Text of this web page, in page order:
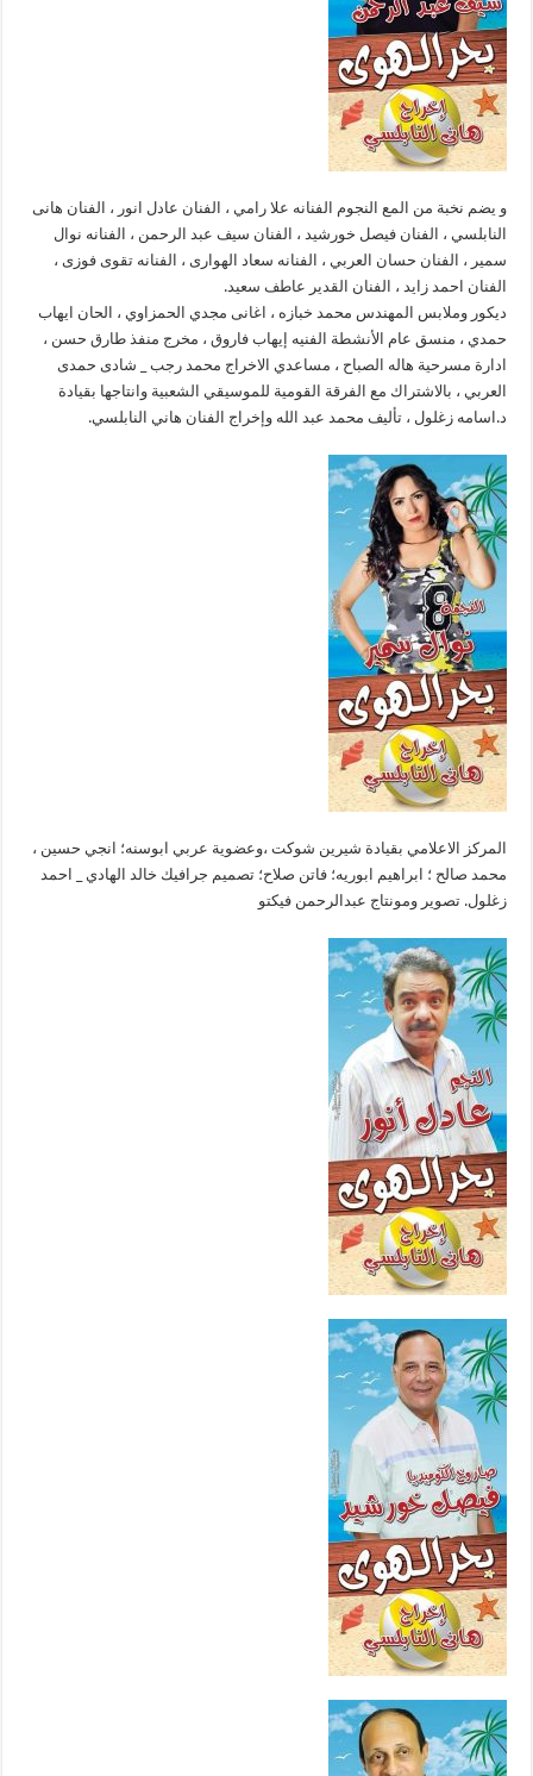
و يضم نخبة من المع النجوم الفنانه علا رامي ، الفنان عادل انور ، الفنان هانى
النابلسي ، الفنان فيصل خورشيد ، الفنان سيف عبد الرحمن ، الفنانه نوال
سمير ، الفنان حسان العربي ، الفنانه سعاد الهوارى ، الفنانه تقوى فوزى ،
الفنان احمد زايد ، الفنان القدير عاطف سعيد.
ديكور وملابس المهندس محمد خبازه ، اغانى مجدي الحمزاوي ، الحان ايهاب
حمدي ، منسق عام الأنشطة الفنيه إيهاب فاروق ، مخرج منفذ طارق حسن ،
ادارة مسرحية هاله الصباح ، مساعدي الاخراج محمد رجب _ شادى حمدى
العربي ، بالاشتراك مع الفرقة القومية للموسيقي الشعبية وانتاجها بقيادة
د.اسامه زغلول ، تأليف محمد عبد الله وإخراج الفنان هاني النابلسي.
المركز الاعلامي بقيادة شيرين شوكت ،وعضوية عربي ابوسنه؛ انجي حسين ،
محمد صالح ؛ ابراهيم ابوريه؛ فاتن صلاح؛ تصميم جرافيك خالد الهادي _ احمد
زغلول. تصوير ومونتاج عبدالرحمن فيكتو